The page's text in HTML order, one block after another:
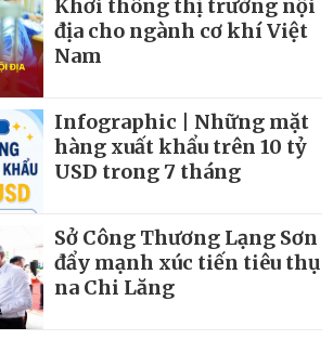
Khơi thông thị trường nội
địa cho ngành cơ khí Việt
Nam
Infographic | Những mặt
hàng xuất khẩu trên 10 tỷ
USD trong 7 tháng
Sở Công Thương Lạng Sơn
đẩy mạnh xúc tiến tiêu thụ
na Chi Lăng